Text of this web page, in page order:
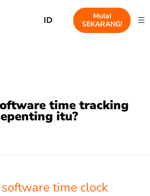
ID
Mulai
SEKARANG!
time tracking
itu?
software time clock